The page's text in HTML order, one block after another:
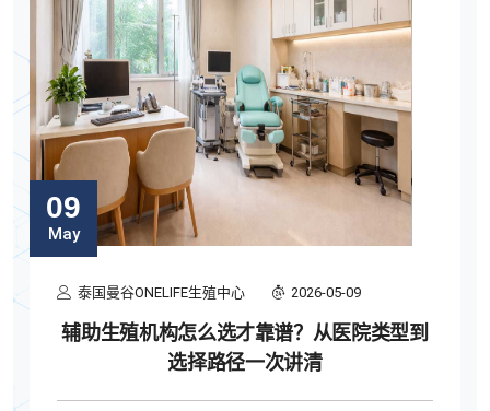
09
May
泰国曼谷ONELIFE生殖中心 2026-05-09
辅助生殖机构怎么选才靠谱？从医院类型到
选择路径一次讲清